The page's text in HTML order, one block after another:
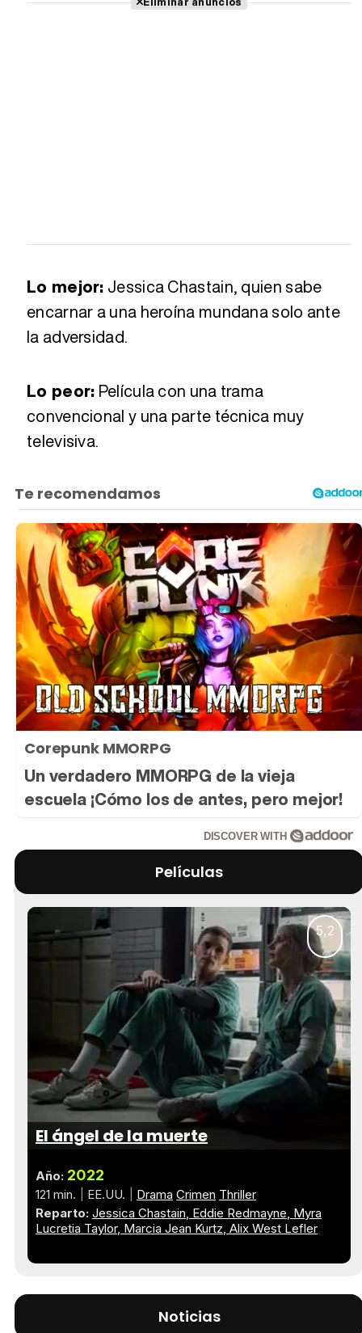
Lo mejor: Jessica Chastain, quien sabe
encarnar a una heroína mundana solo ante
la adversidad.
Lo peor: Película con una trama
convencional y una parte técnica muy
televisiva.
Corepunk MMORPG
Un verdadero MMORPG de la vieja
escuela ¡Cómo los de antes, pero mejor!
DISCOVER WITH
Películas
5,2
El ángel de la muerte
Año: 2022
121 min. EE.UU. Drama Crimen Thriller
Reparto: Jessica Chastain Eddie Redmayne Myra
Lucretia Taylor Marcia Jean Kurtz Alix West Lefler
Noticias